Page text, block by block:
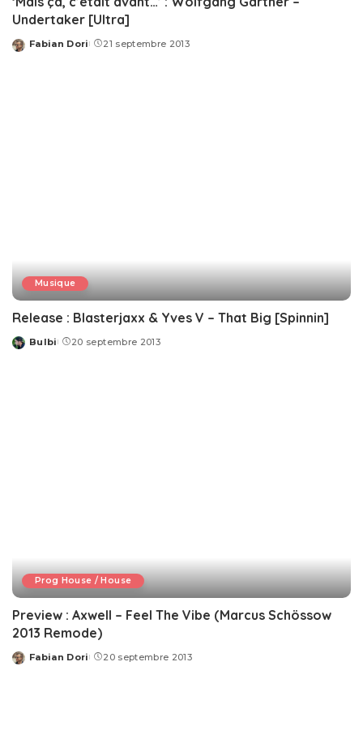
Undertaker [Ultra]
Posted
Fabian Dori 21 septembre 2013
Musique
Release : Blasterjaxx & Yves V – That Big [Spinnin]
Posted
Bulbi 20 septembre 2013
Prog House / House
Preview : Axwell – Feel The Vibe (Marcus Schössow
2013 Remode)
Posted
Fabian Dori 20 septembre 2013